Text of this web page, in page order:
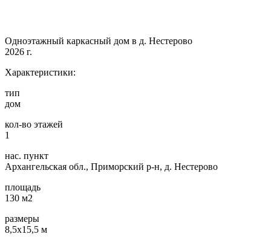
Одноэтажный каркасный дом в д. Нестерово
2026 г.
Характеристики:
тип
дом
кол-во этажей
1
нас. пункт
Архангельская обл., Приморский р-н, д. Нестерово
площадь
130 м2
размеры
8,5х15,5 м